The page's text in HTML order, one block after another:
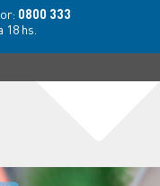
0800 333
18 hs.